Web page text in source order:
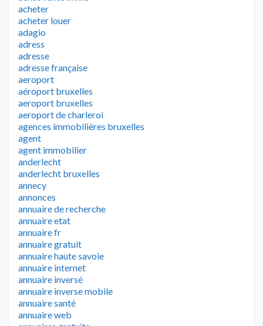
acheter
acheter louer
adagio
adress
adresse
adresse française
aeroport
aéroport bruxelles
aeroport bruxelles
aeroport de charleroi
agences immobilières bruxelles
agent
agent immobilier
anderlecht
anderlecht bruxelles
annecy
annonces
annuaire de recherche
annuaire etat
annuaire fr
annuaire gratuit
annuaire haute savoie
annuaire internet
annuaire inversé
annuaire inverse mobile
annuaire santé
annuaire web